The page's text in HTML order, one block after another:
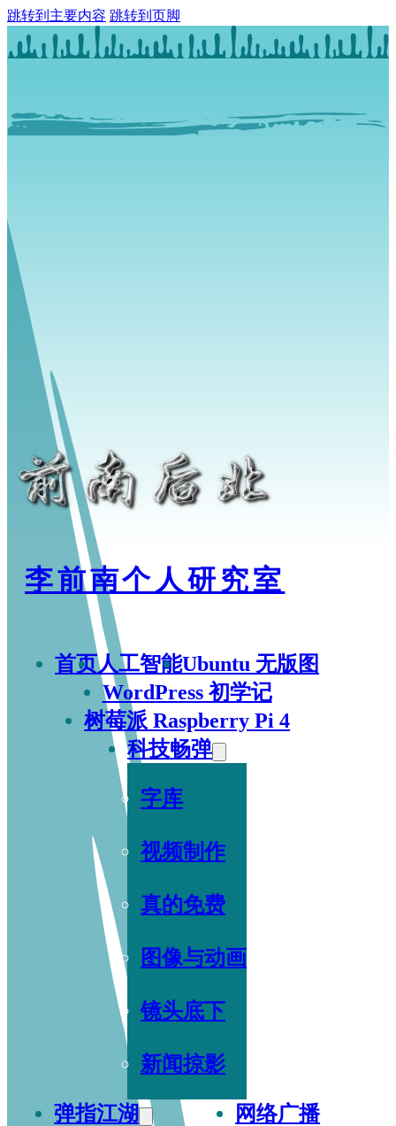
跳转到主要内容 跳转到页脚
李前南个人研究室
首页人工智能Ubuntu 无版图
WordPress 初学记
树莓派 Raspberry Pi 4
科技畅弹
字库
视频制作
真的免费
图像与动画
镜头底下
新闻掠影
弹指江湖 网络广播